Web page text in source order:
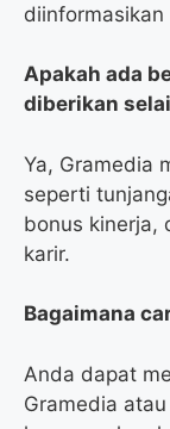
Apakah ada
diberikan
Ya, Gramedia
seperti
bonus kinerja,
karir.
Bagaimana
Anda dapat
Gramedia